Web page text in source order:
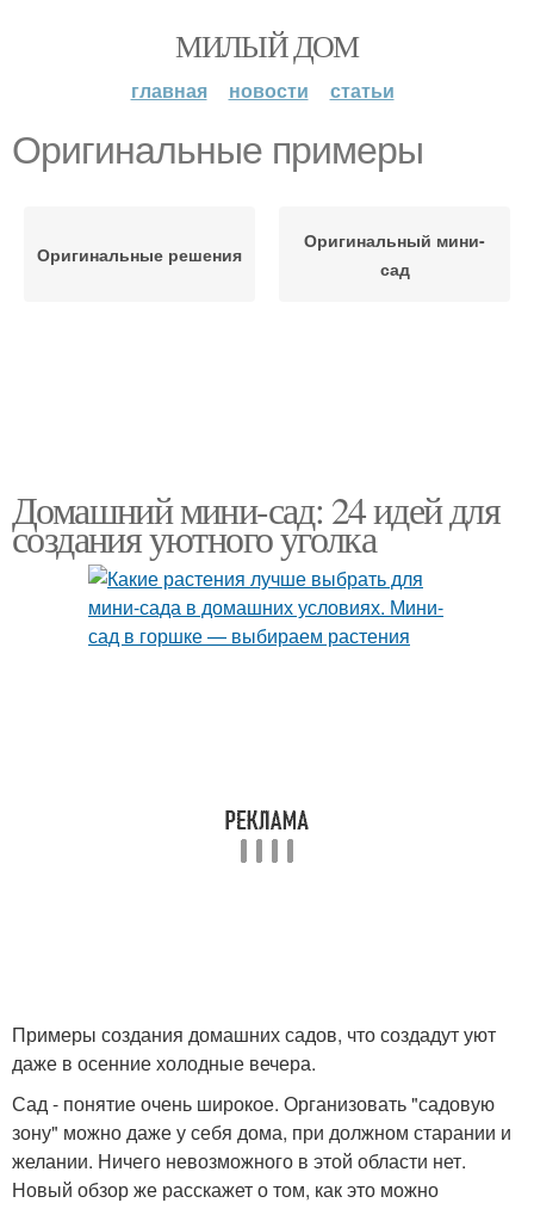
МИЛЫЙ ДОМ
главная новости статьи
Оригинальные примеры
Оригинальные решения
Оригинальный мини-
сад
Домашний мини-сад: 24 идей для
создания уютного уголка
Примеры создания домашних садов, что создадут уют
даже в осенние холодные вечера.
Сад - понятие очень широкое. Организовать "садовую
зону" можно даже у себя дома, при должном старании и
желании. Ничего невозможного в этой области нет.
Новый обзор же расскажет о том, как это можно